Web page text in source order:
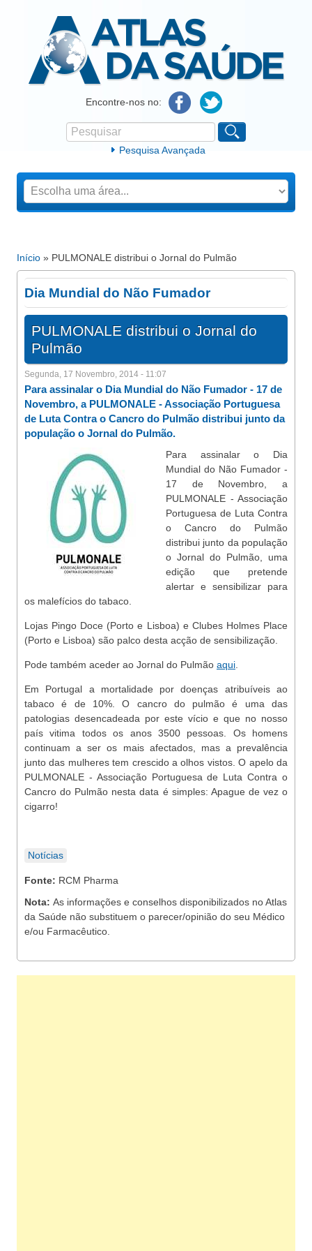
Atlas da SaúdeEncontre-nos no:
Formulário de procura
Pesquisar
Pesquisa Avançada
Está aqui
Início » PULMONALE distribui o Jornal do Pulmão
Dia Mundial do Não Fumador
PULMONALE distribui o Jornal do
Pulmão
Segunda, 17 Novembro, 2014 - 11:07
Para assinalar o Dia Mundial do Não Fumador - 17 de
Novembro, a PULMONALE - Associação Portuguesa
de Luta Contra o Cancro do Pulmão distribui junto da
população o Jornal do Pulmão.
Para assinalar o Dia
Mundial do Não Fumador -
17 de Novembro, a
PULMONALE - Associação
Portuguesa de Luta Contra
o Cancro do Pulmão
distribui junto da população
o Jornal do Pulmão, uma
edição que pretende
alertar e sensibilizar para
os malefícios do tabaco.
Lojas Pingo Doce (Porto e Lisboa) e Clubes Holmes Place
(Porto e Lisboa) são palco desta acção de sensibilização.
Pode também aceder ao Jornal do Pulmão aqui
Em Portugal a mortalidade por doenças atribuíveis ao
tabaco é de 10%. O cancro do pulmão é uma das
patologias desencadeada por este vício e que no nosso
país vitima todos os anos 3500 pessoas. Os homens
continuam a ser os mais afectados, mas a prevalência
junto das mulheres tem crescido a olhos vistos. O apelo da
PULMONALE - Associação Portuguesa de Luta Contra o
Cancro do Pulmão nesta data é simples: Apague de vez o
cigarro!
Notícias
Fonte: RCM Pharma
Nota: As informações e conselhos disponibilizados no Atlas
da Saúde não substituem o parecer/opinião do seu Médico
e/ou Farmacêutico.